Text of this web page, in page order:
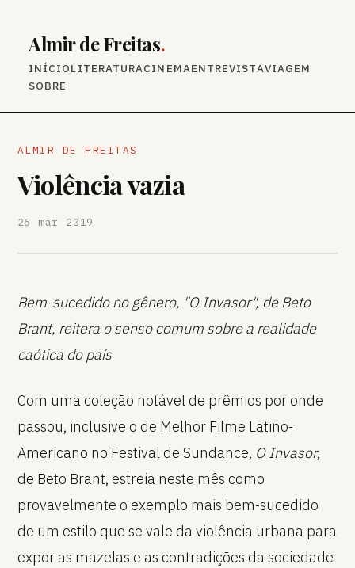
Almir de Freitas.
INÍCIOLITERATURACINEMAENTREVISTAVIAGEM
SOBRE
ALMIR DE FREITAS
Violência vazia
26 mar 2019
Bem-sucedido no gênero, "O Invasor", de Beto
Brant, reitera o senso comum sobre a realidade
caótica do país
Com uma coleção notável de prêmios por onde
passou, inclusive o de Melhor Filme Latino-
Americano no Festival de Sundance, O Invasor,
de Beto Brant, estreia neste mês como
provavelmente o exemplo mais bem-sucedido
de um estilo que se vale da violência urbana para
expor as mazelas e as contradições da sociedade